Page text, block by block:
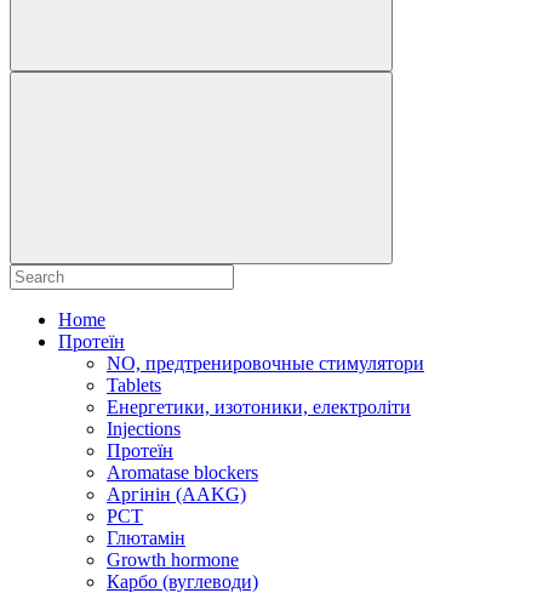
Home
Протеїн
NO, предтренировочные стимулятори
Tablets
Енергетики, изотоники, електроліти
Injections
Протеїн
Aromatase blockers
Аргінін (AAKG)
PCT
Глютамін
Growth hormone
Карбо (вуглеводи)